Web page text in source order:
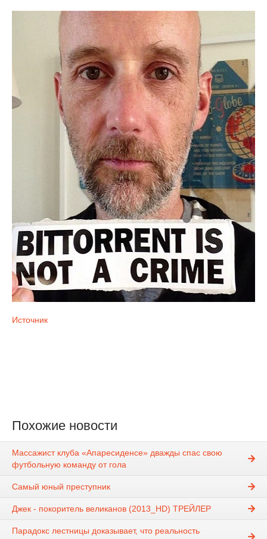
Источник
Похожие новости
Массажист клуба «Апаресиденсе» дважды спас свою
футбольную команду от гола
Самый юный преступник
Джек - покоритель великанов (2013_HD) ТРЕЙЛЕР
Парадокс лестницы доказывает, что реальность